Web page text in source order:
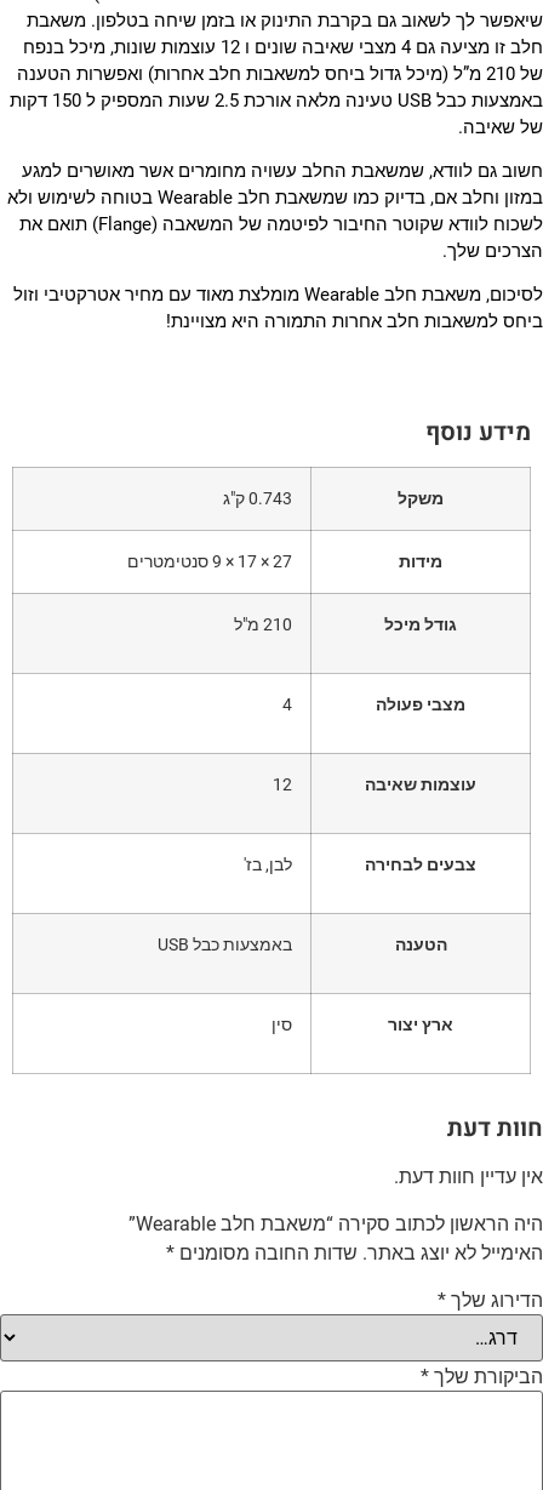
שיאפשר לך לשאוב גם בקרבת התינוק או בזמן שיחה בטלפון. משאבת
חלב זו מציעה גם 4 מצבי שאיבה שונים ו 12 עוצמות שונות, מיכל בנפח
של 210 מ”ל (מיכל גדול ביחס למשאבות חלב אחרות) ואפשרות הטענה
באמצעות כבל USB טעינה מלאה אורכת 2.5 שעות המספיק ל 150 דקות
של שאיבה.
חשוב גם לוודא, שמשאבת החלב עשויה מחומרים אשר מאושרים למגע
במזון וחלב אם, בדיוק כמו שמשאבת חלב Wearable בטוחה לשימוש ולא
לשכוח לוודא שקוטר החיבור לפיטמה של המשאבה (Flange) תואם את
הצרכים שלך.
לסיכום, משאבת חלב Wearable מומלצת מאוד עם מחיר אטרקטיבי וזול
ביחס למשאבות חלב אחרות התמורה היא מצויינת!
מידע נוסף
משקל 0.743 ק"ג
מידות 27 × 17 × 9 סנטימטרים
גודל מיכל 210 מ"ל
מצבי פעולה 4
עוצמות שאיבה 12
צבעים לבחירה לבן, בז'
הטענה באמצעות כבל USB
ארץ יצור סין
חוות דעת
אין עדיין חוות דעת.
היה הראשון לכתוב סקירה “משאבת חלב Wearable”
האימייל לא יוצג באתר. שדות החובה מסומנים *
הדירוג שלך *
הביקורת שלך *